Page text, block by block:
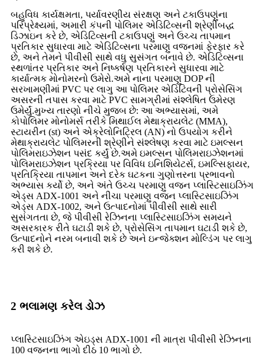
બહુવિધ કાર્યક્ષમતા, પર્યાવરણીય સંરક્ષણ અને ટકાઉપણુંના
પરિપ્રેક્ષ્યમાં, અમારી કંપની પોલિમર એડિટિવ્સની શ્રેણીબદ્ધ
ડિઝાઇન કરે છે, એડિટિવ્સની ટકાઉપણું અને ઉચ્ચ તાપમાન
પ્રતિકાર સુધારવા માટે એડિટિવ્સના પરમાણુ વજનમાં ફેરફાર કરે
છે, અને તેમને પીવીસી સાથે વધુ સુસંગત બનાવે છે. એડિટિવ્સના
સ્થળાંતર પ્રતિકાર અને નિષ્કર્ષણ પ્રતિકારને સુધારવા માટે
કાર્યાત્મક મોનોમરનો ઉમેરો.અમે નાના પરમાણુ DOP ની
સરખામણીમાં PVC પર લાગુ આ પોલિમર એડિટિવની પ્રોસેસિંગ
અસરની તપાસ કરવા માટે PVC સામગ્રીમાં સંશ્લેષિત ઉમેરણ
ઉમેર્યું.મુખ્ય તારણો નીચે મુજબ છે: આ અભ્યાસમાં, અમે
કોપોલિમર મોનોમર્સ તરીકે મિથાઈલ મેથાક્રાયલેટ (MMA),
સ્ટાયરીન (st) અને એક્રેલોનિટ્રિલ (AN) નો ઉપયોગ કરીને
મેથાક્રાયલેટ પોલિમરની શ્રેણીને સંશ્લેષણ કરવા માટે ઇમલ્સન
પોલિમરાઇઝેશન પસંદ કર્યું છે.અમે ઇમલ્સન પોલિમરાઇઝેશનમાં
પોલિમરાઇઝેશન પ્રક્રિયા પર વિવિધ ઇનિશિયેટર્સ, ઇમલ્સિફાયર,
પ્રતિક્રિયા તાપમાન અને દરેક ઘટકના ગુણોત્તરના પ્રભાવનો
અભ્યાસ કર્યો છે, અને અંતે ઉચ્ચ પરમાણુ વજન પ્લાસ્ટિસાઇઝિંગ
એડ્સ ADX-1001 અને નીચા પરમાણુ વજન પ્લાસ્ટિસાઇઝિંગ
એડ્સ ADX-1002, અને ઉત્પાદનોમાં પીવીસી સાથે સારી
સુસંગતતા છે, જે પીવીસી રેઝિનના પ્લાસ્ટિસાઇઝિંગ સમયને
અસરકારક રીતે ઘટાડી શકે છે, પ્રોસેસિંગ તાપમાન ઘટાડી શકે છે,
ઉત્પાદનોને નરમ બનાવી શકે છે અને ઇન્જેક્શન મોલ્ડિંગ પર લાગુ
કરી શકે છે.
2 ભલામણ કરેલ ડોઝ
પ્લાસ્ટિસાઇઝિંગ એઇડ્સ ADX-1001 ની માત્રા પીવીસી રેઝિનના
100 વજનના ભાગો દીઠ 10 ભાગો છે.